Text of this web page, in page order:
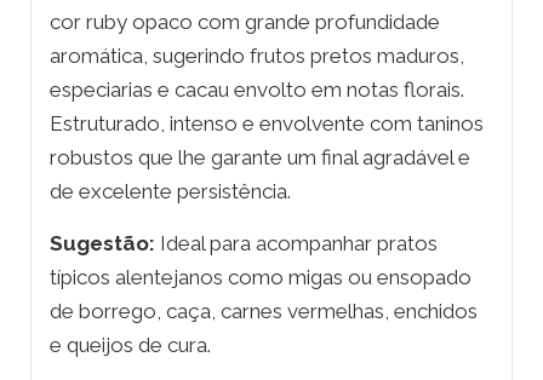
cor ruby opaco com grande profundidade
aromática, sugerindo frutos pretos maduros,
especiarias e cacau envolto em notas florais.
Estruturado, intenso e envolvente com taninos
robustos que lhe garante um final agradável e
de excelente persistência.
Sugestão: Ideal para acompanhar pratos
típicos alentejanos como migas ou ensopado
de borrego, caça, carnes vermelhas, enchidos
e queijos de cura.